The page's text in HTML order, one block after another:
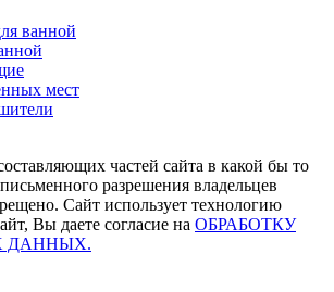
ванной
мест
частей сайта в какой бы то
разрешения владельцев
Сайт использует технологию
Вы даете согласие на ОБРАБОТКУ
ДАННЫХ.